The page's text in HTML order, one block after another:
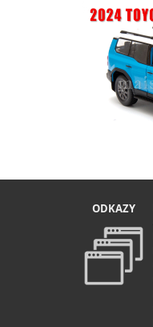
ODKAZY